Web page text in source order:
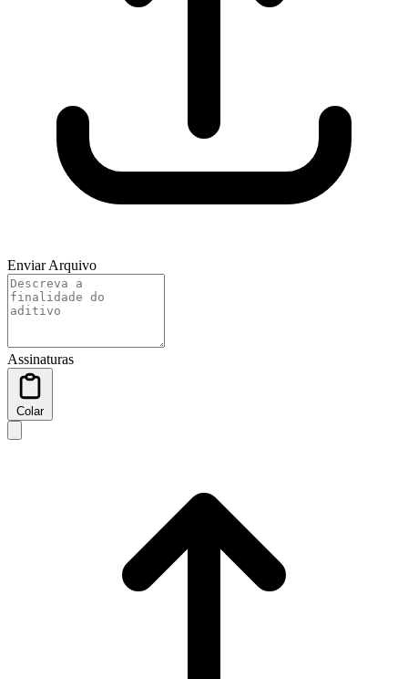
Enviar Arquivo
Assinaturas
Colar